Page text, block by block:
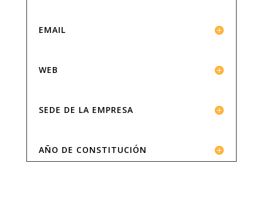
EMAIL
WEB
SEDE DE LA EMPRESA
AÑO DE CONSTITUCIÓN